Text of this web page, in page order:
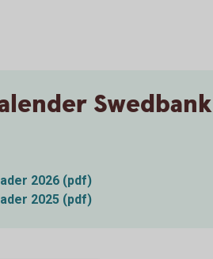
Swedbank
2026 (pdf)
2025 (pdf)